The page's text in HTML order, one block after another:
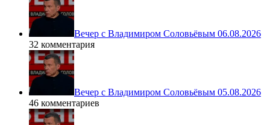
Вечер с Владимиром Соловьёвым 06.08.2026
32 комментария
Вечер с Владимиром Соловьёвым 05.08.2026
46 комментариев